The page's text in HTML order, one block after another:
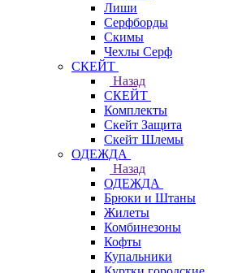
Лиши
Серфборды
Скимы
Чехлы Cерф
СКЕЙТ
Назад
СКЕЙТ
Комплекты
Скейт Защита
Скейт Шлемы
ОДЕЖДА
Назад
ОДЕЖДА
Брюки и Штаны
Жилеты
Комбинезоны
Кофты
Купальники